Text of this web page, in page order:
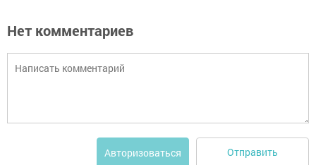
Нет комментариев
Авторизоваться Отправить